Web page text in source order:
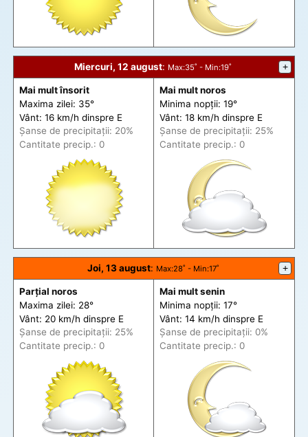
Miercuri, 12 august: Max:35˚ - Min:19˚ +
Mai mult însorit
Maxima zilei: 35°
Vânt: 16 km/h dinspre E
Șanse de precipitații: 20%
Cantitate precip.: 0
Mai mult noros
Minima nopții: 19°
Vânt: 18 km/h dinspre E
Șanse de precipitații: 25%
Cantitate precip.: 0
Joi, 13 august: Max:28˚ - Min:17˚ +
Parțial noros
Maxima zilei: 28°
Vânt: 20 km/h dinspre E
Șanse de precipitații: 25%
Cantitate precip.: 0
Mai mult senin
Minima nopții: 17°
Vânt: 14 km/h dinspre E
Șanse de precipitații: 0%
Cantitate precip.: 0